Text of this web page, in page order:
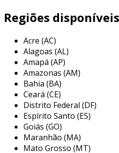
como óxido de alumínio ou
proporcionando eficiência e
durante a operação.
estes discos são disponíveis em
medidas, sendo que o diâmetro
é um dos mais comuns. são
diferentes tipos de máquinas,
e esmerilhadeiras, e são
superfícies, formar
acabamentos mais refinados.
disco de desbaste otimiza
trabalho quanto a qualidade do
Regiões
Acre (AC)
Alagoas (AL)
Amapá (AP)
Amazonas (AM)
Bahia (BA)
Ceará (CE)
Distrito Federal (DF)
Espírito Santo (ES)
Goiás (GO)
Maranhão (MA)
Mato Grosso (MT)